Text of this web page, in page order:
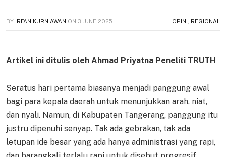
BY IRFAN KURNIAWAN ON 3 JUNE 2025 OPINI REGIONAL
Artikel ini ditulis oleh Ahmad Priyatna Peneliti TRUTH
Seratus hari pertama biasanya menjadi panggung awal
bagi para kepala daerah untuk menunjukkan arah, niat,
dan nyali. Namun, di Kabupaten Tangerang, panggung itu
justru dipenuhi senyap. Tak ada gebrakan, tak ada
letupan ide besar yang ada hanya administrasi yang rapi,